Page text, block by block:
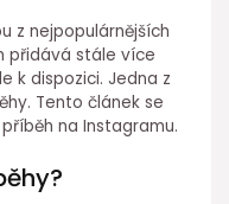
z nejpopulárnějších
přidává stále více
k dispozici. Jedna z
Tento článek se
na Instagramu.